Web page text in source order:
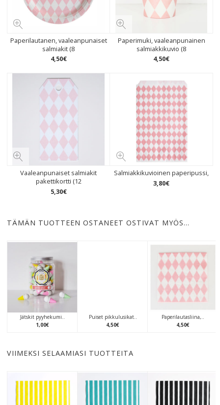
Paperilautanen, vaaleanpunaiset
salmiakit (8
4,50€
Paperimuki, vaaleanpunainen
salmiakkikuvio (8
4,50€
Vaaleanpunaiset salmiakit
pakettikortti (12
5,30€
Salmiakkikuvioinen paperipussi,
3,80€
TÄMÄN TUOTTEEN OSTANEET OSTIVAT MYÖS…
Jätskit pyyhekumi..
1,00€
Puiset pikkulusikat..
4,50€
Paperilautasliina,..
4,50€
VIIMEKSI SELAAMIASI TUOTTEITA